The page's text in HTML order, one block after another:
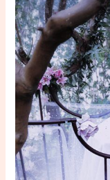
Ensaio
gestante